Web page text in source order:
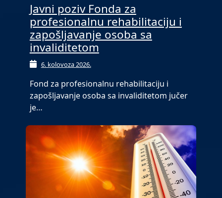
Javni poziv Fonda za
profesionalnu rehabilitaciju i
zapošljavanje osoba sa
invaliditetom
6. kolovoza 2026.
Fond za profesionalnu rehabilitaciju i
zapošljavanje osoba sa invaliditetom jučer
je…